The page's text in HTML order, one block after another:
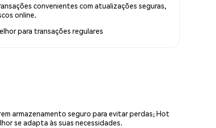
convenientes com atualizações seguras,
online.
para transações regulares
armazenamento seguro para evitar perdas; Hot
se adapta às suas necessidades.